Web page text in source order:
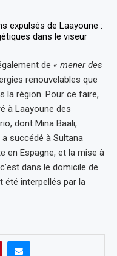
de « mener des
renouvelables que
la région. Pour ce faire,
à Laayoune des
dont Mina Baali,
succédé à Sultana
en Espagne, et la mise à
dans le domicile de
été interpellés par la